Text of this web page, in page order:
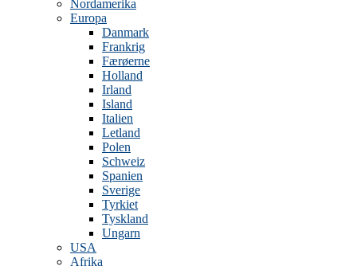
Nordamerika
Europa
Danmark
Frankrig
Færøerne
Holland
Irland
Island
Italien
Letland
Polen
Schweiz
Spanien
Sverige
Tyrkiet
Tyskland
Ungarn
USA
Afrika